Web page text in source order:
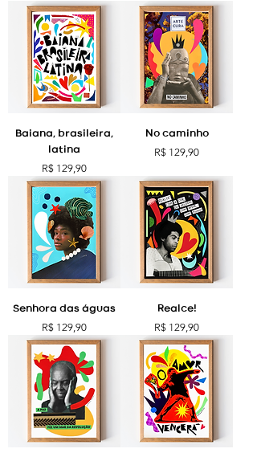
Baiana, brasileira,
latina
Preço
R$ 129,90
No caminho
Preço
R$ 129,90
Senhora das águas
Preço
R$ 129,90
Realce!
Preço
R$ 129,90